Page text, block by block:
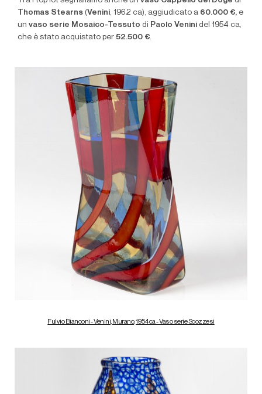
Fulvio Bianconi - Venini, Murano, 1954 ca - Vaso serie Scozzesi
Thomas Stearns (Venini, 1962 ca), aggiudicato a 60.000 €, e
un vaso serie Mosaico-Tessuto di Paolo Venini del 1954 ca,
che è stato acquistato per 52.500 €.